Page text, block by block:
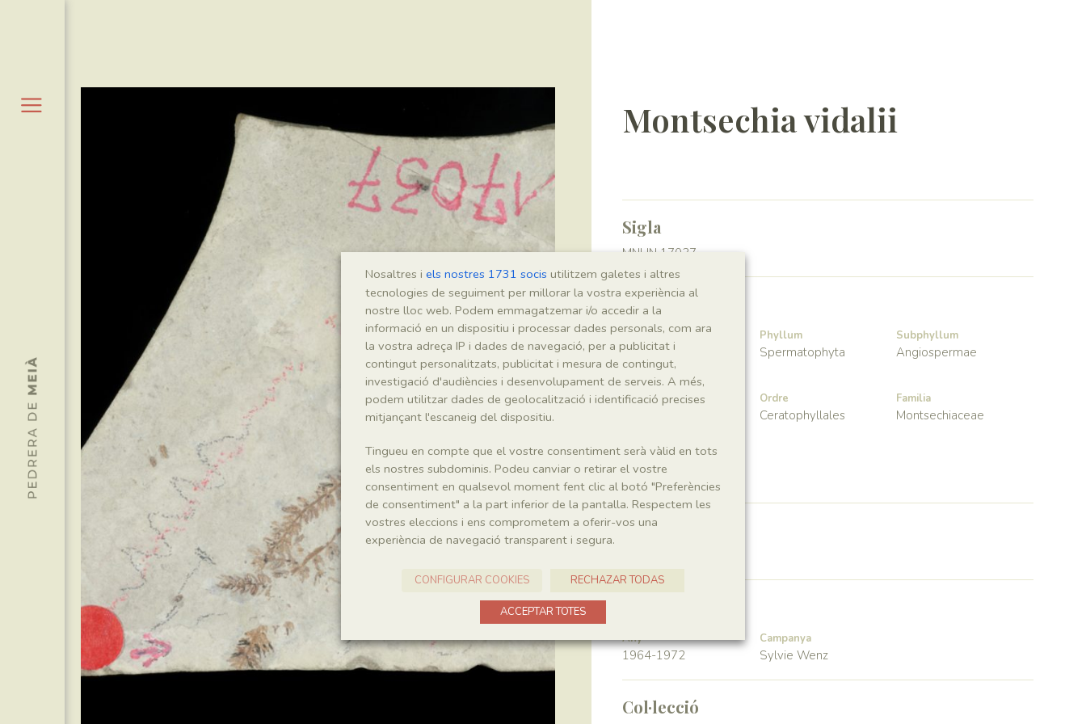
Montsechia vidalii
Sigla
MNHN 17037
Taxonomia
Regne
Plantae
Phyllum
Spermatophyta
Subphyllum
Angiospermae
Classe Ordre
Ceratophyllales
Familia
Montsechiaceae
Génere
Montsechia
Localitat
Any
1964-1972
Campanya
Sylvie Wenz
Col·lecció
Nosaltres i els nostres 1731 socis utilitzem galetes i altres
tecnologies de seguiment per millorar la vostra experiència al
nostre lloc web. Podem emmagatzemar i/o accedir a la
informació en un dispositiu i processar dades personals, com ara
la vostra adreça IP i dades de navegació, per a publicitat i
contingut personalitzats, publicitat i mesura de contingut,
investigació d'audiències i desenvolupament de serveis. A més,
podem utilitzar dades de geolocalització i identificació precises
mitjançant l'escaneig del dispositiu.
Tingueu en compte que el vostre consentiment serà vàlid en tots
els nostres subdominis. Podeu canviar o retirar el vostre
consentiment en qualsevol moment fent clic al botó "Preferències
de consentiment" a la part inferior de la pantalla. Respectem les
vostres eleccions i ens comprometem a oferir-vos una
experiència de navegació transparent i segura.
CONFIGURAR COOKIES RECHAZAR TODAS
ACCEPTAR TOTES